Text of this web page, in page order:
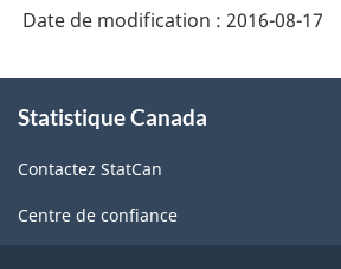
le
économiques
nationaux
du
Date de modification : 2016-08-17
propos
ce
site
Statistique Canada
Contactez StatCan
Centre de confiance